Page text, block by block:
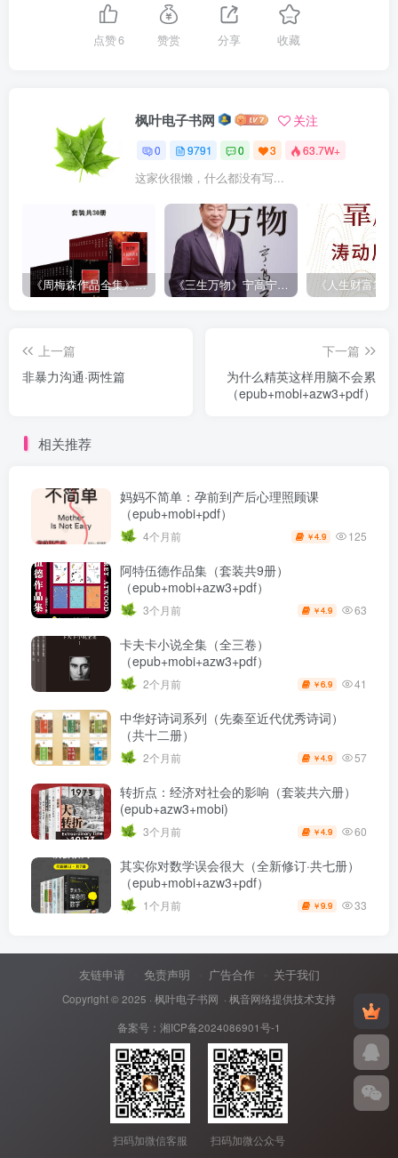
点赞6 赞赏 分享 收藏
枫叶电子书网 关注
0 9791 0 3 63.7W+
这家伙很懒，什么都没有写...
《周梅森作品全集》[共30册] 《三生万物》宁高宁（epub+mobi+azw3+pdf）
上一篇
非暴力沟通·两性篇
下一篇
为什么精英这样用脑不会累
（epub+mobi+azw3+pdf）
相关推荐
妈妈不简单：孕前到产后心理照顾课
（epub+mobi+pdf）
4个月前 ￥4.9 125
阿特伍德作品集（套装共9册）
（epub+mobi+azw3+pdf）
3个月前 ￥4.9 63
卡夫卡小说全集（全三卷）
（epub+mobi+azw3+pdf）
2个月前 ￥6.9 41
中华好诗词系列（先秦至近代优秀诗词）
（共十二册）
2个月前 ￥4.9 57
转折点：经济对社会的影响（套装共六册）
(epub+azw3+mobi)
3个月前 ￥4.9 60
其实你对数学误会很大（全新修订·共七册）
（epub+mobi+azw3+pdf）
1个月前 ￥9.9 33
友链申请 免责声明 广告合作 关于我们
Copyright © 2025 · 枫叶电子书网 · 枫音网络提供技术支持
备案号： 湘ICP备2024086901号-1
扫码加微信客服 扫码加微公众号